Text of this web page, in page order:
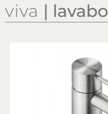
viva | lavabo